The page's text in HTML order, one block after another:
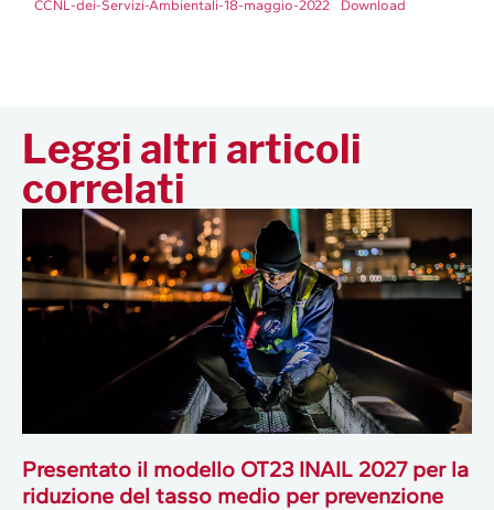
CCNL-dei-Servizi-Ambientali-18-maggio-2022
Download
Leggi altri articoli
correlati
Presentato il modello OT23 INAIL 2027 per la
riduzione del tasso medio per prevenzione